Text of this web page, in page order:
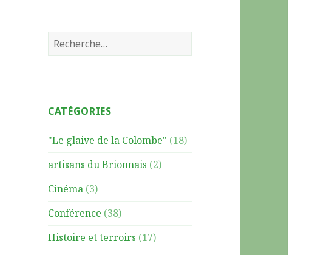
R
e
r
h
r
CATÉGORIES
"Le glaive de la Colombe" (18)
artisans du Brionnais (2)
Cinéma (3)
Conférence (38)
Histoire et terroirs (17)